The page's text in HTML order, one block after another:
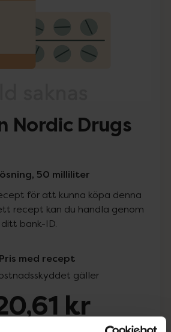
Nordic Drugs
50 milliliter
för att kunna köpa denna
recept kan du handla genom
bank-ID.
Pris med recept
gäller
kr